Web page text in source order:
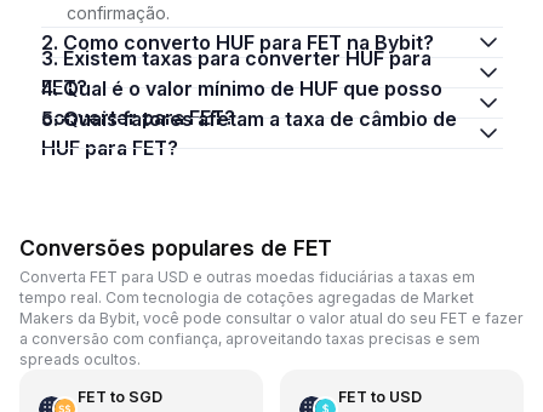
confirmação.
2. Como converto HUF para FET na Bybit?
3. Existem taxas para converter HUF para
FET?
4. Qual é o valor mínimo de HUF que posso
converter para FET?
5. Quais fatores afetam a taxa de câmbio de
HUF para FET?
Conversões populares de FET
Converta FET para USD e outras moedas fiduciárias a taxas em
tempo real. Com tecnologia de cotações agregadas de Market
Makers da Bybit, você pode consultar o valor atual do seu FET e fazer
a conversão com confiança, aproveitando taxas precisas e sem
spreads ocultos.
FET to SGD FET to USD